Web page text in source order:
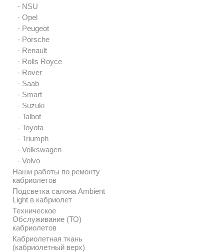
- NSU
- Opel
- Peugeot
- Porsche
- Renault
- Rolls Royce
- Rover
- Saab
- Smart
- Suzuki
- Talbot
- Toyota
- Triumph
- Volkswagen
- Volvo
Наши работы по ремонту
кабриолетов
Подсветка салона Ambient
Light в кабриолет
Техническое
Обслуживание (ТО)
кабриолетов
Кабриолетная ткань
(кабриолетный верх)